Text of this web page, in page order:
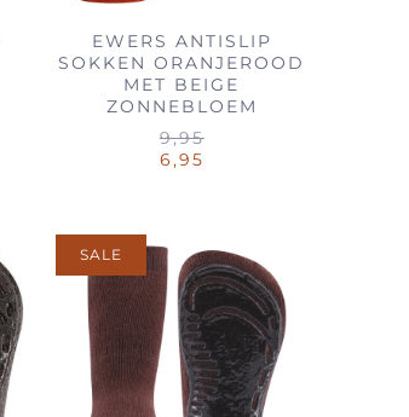
EWERS ANTISLIP
SOKKEN ORANJEROOD
MET BEIGE
ZONNEBLOEM
9,95
6,95
SALE